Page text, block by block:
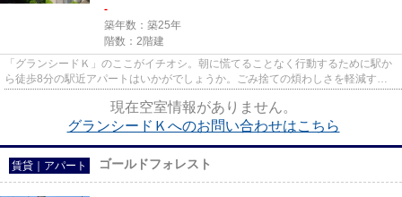
-
築年数：築25年
階数：2階建
「グランシードＫ」のここがイチオシ。朝に慌てることなく行動するために駅か
ら徒歩8分の駅近アパートはいかがでしょうか。ごみ捨ての煩わしさを軽減する
現在空室情報がありません。
グランシードＫへのお問い合わせはこちら
賃貸｜アパート ゴールドフォレスト